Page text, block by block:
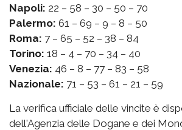
Napoli: 22 – 58 – 30 – 50 – 70
Palermo: 61 – 69 – 9 – 8 – 50
Roma: 7 – 65 – 52 – 38 – 84
Torino: 18 – 4 – 70 – 34 – 40
Venezia: 46 – 8 – 77 – 83 – 58
Nazionale: 71 – 53 – 61 – 21 – 59
La verifica ufficiale delle vincite è
dell'Agenzia delle Dogane e dei